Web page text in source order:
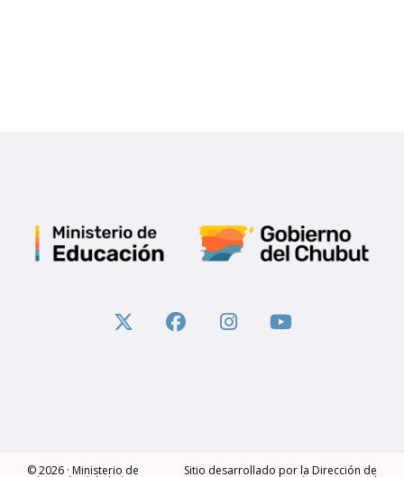
© 2026 · Ministerio de Sitio desarrollado por la Dirección de